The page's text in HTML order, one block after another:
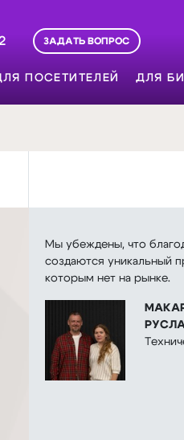
ЗАДАТЬ ВОПРОС
ПОСЕТИТЕЛЕЙ ДЛЯ
Мы убеждены, что
создаются уникальный
которым нет на рынке.